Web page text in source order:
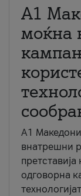
A1
моќна
A1
внатрешни
одговорна